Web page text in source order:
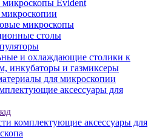
Evident
микроскопы
столы
и охлаждающие столики к
инкубаторы и газмиксеры
для микроскопии
аксессуары для
комплектующие аксессуары для